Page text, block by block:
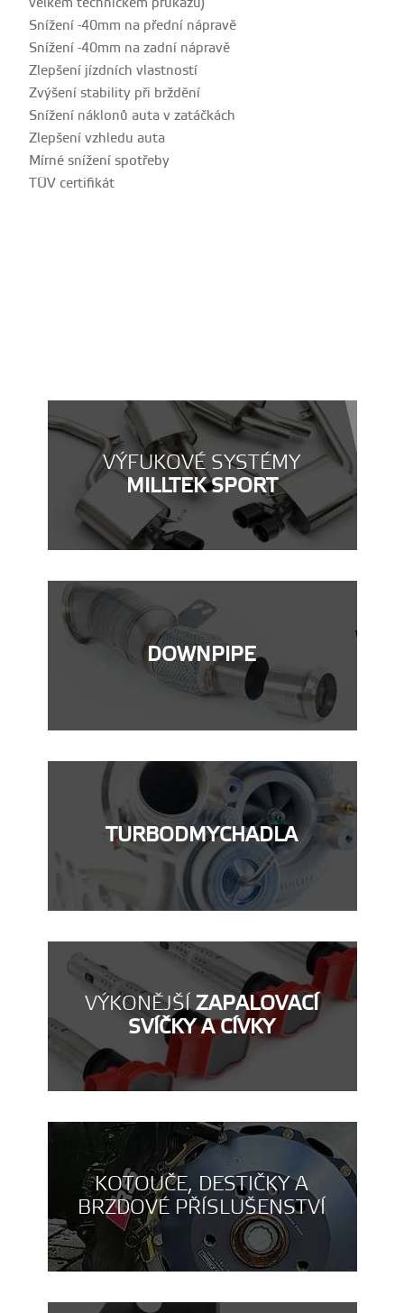
Snížení -40mm na přední nápravě
Snížení -40mm na zadní nápravě
Zlepšení jízdních vlastností
Zvýšení stability při brždění
Snížení náklonů auta v zatáčkách
Zlepšení vzhledu auta
Mírné snížení spotřeby
TÜV certifikát
VÝFUKOVÉ SYSTÉMY
MILLTEK SPORT
DOWNPIPE
TURBODMYCHADLA
VÝKONĚJŠÍZAPALOVACÍ
SVÍČKY A CÍVKY
KOTOUČE, DESTIČKY A
BRZDOVÉ PŘÍSLUŠENSTVÍ